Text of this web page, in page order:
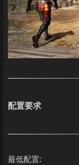
配置要求
最低配置: